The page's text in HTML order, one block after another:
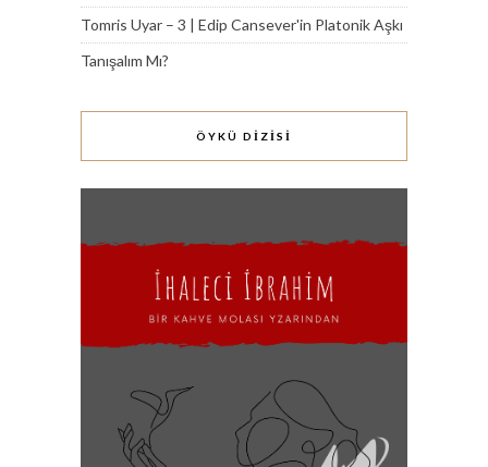
Tomris Uyar – 3 | Edip Cansever'in Platonik Aşkı
Tanışalım Mı?
ÖYKÜ DİZİSİ